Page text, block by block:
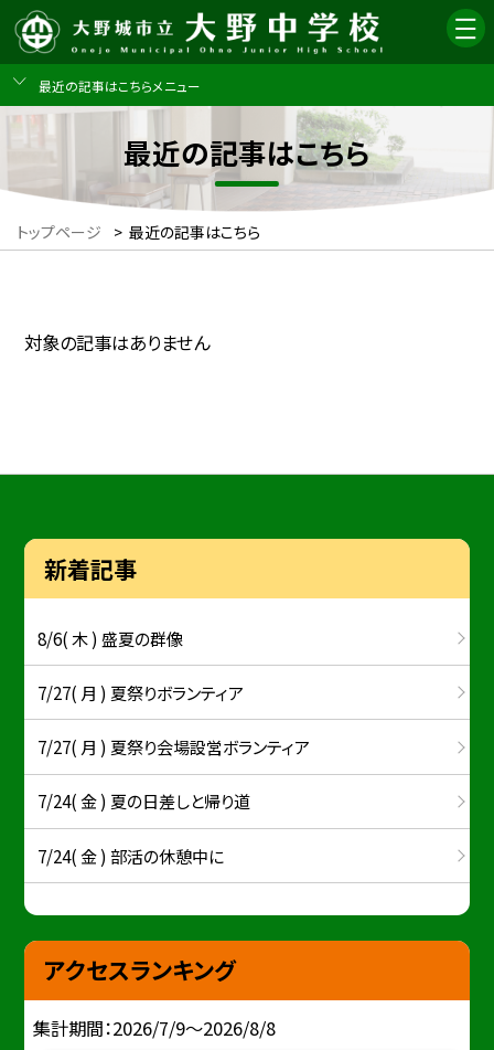
最近の記事はこちらメニュー
最近の記事はこちら
トップページ > 最近の記事はこちら
対象の記事はありません
新着記事
8/6( 木 ) 盛夏の群像
7/27( 月 ) 夏祭りボランティア
7/27( 月 ) 夏祭り会場設営ボランティア
7/24( 金 ) 夏の日差しと帰り道
7/24( 金 ) 部活の休憩中に
アクセスランキング
集計期間：2026/7/9～2026/8/8